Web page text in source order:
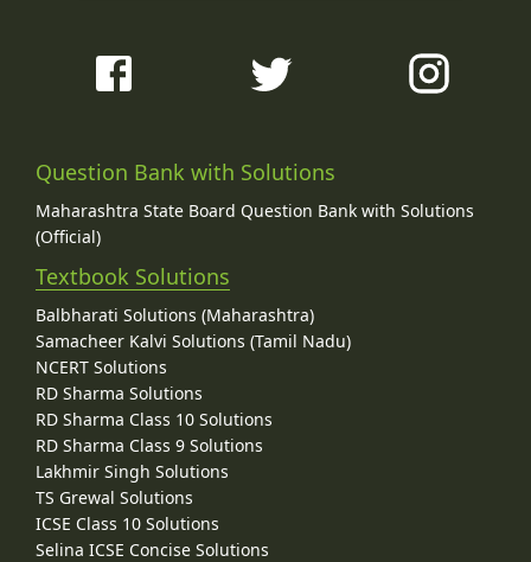
Question Bank with Solutions
Maharashtra State Board Question Bank with Solutions
(Official)
Textbook Solutions
Balbharati Solutions (Maharashtra)
Samacheer Kalvi Solutions (Tamil Nadu)
NCERT Solutions
RD Sharma Solutions
RD Sharma Class 10 Solutions
RD Sharma Class 9 Solutions
Lakhmir Singh Solutions
TS Grewal Solutions
ICSE Class 10 Solutions
Selina ICSE Concise Solutions